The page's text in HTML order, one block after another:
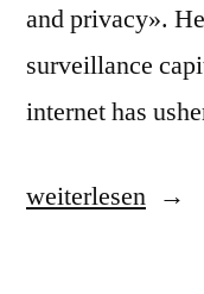
and privacy».
surveillance
internet has
«Selling
weiterlesen